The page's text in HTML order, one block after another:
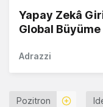
Yapay Zekâ
Global Büyüme
Adrazzi
Pozitron